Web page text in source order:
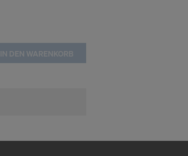
IN DEN WARENKORB